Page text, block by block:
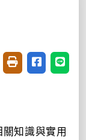
友善列印(開新視
分享至臉書
分享
知識與實用